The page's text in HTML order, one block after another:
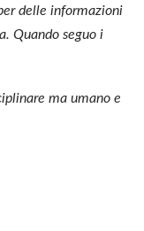
delle informazioni
Quando seguo i
ma umano e